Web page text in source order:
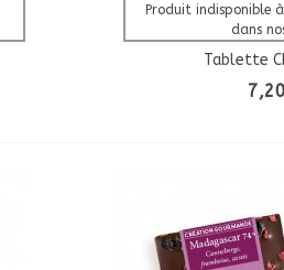
Afficher Plus
Produit indisponible
dans
Tablette